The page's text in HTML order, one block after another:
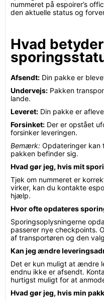
nummeret på espoirer’s
den aktuelle status og
Hvad
Afsendt: Din pakke er
Undervejs: Pakken
lande.
Leveret: Din pakke er
Forsinket: Der er opstået
forsinker leveringen.
Bemærk: Opdateringer
pakken befinder sig.
Hvad gør jeg, hvis mit
Tjek om nummeret er
virker, kan du kontakte
hjælp.
Hvor ofte opdateres
Sporingsoplysningerne
passerer nye checkpoints.
af transportøren og den
Kan jeg ændre
Det er kun muligt at ændre
endnu ikke er afsendt.
hurtigst muligt for at
Hvad gør jeg, hvis min